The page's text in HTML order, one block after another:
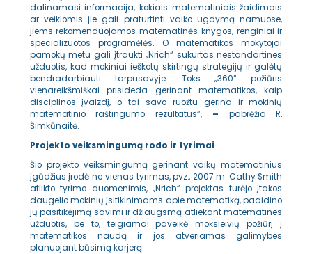
dalinamasi informacija, kokiais matematiniais žaidimais
ar veiklomis jie gali praturtinti vaiko ugdymą namuose,
jiems rekomenduojamos matematinės knygos, renginiai ir
specializuotos programėlės. O matematikos mokytojai
pamokų metu gali įtraukti „Nrich“ sukurtas nestandartines
užduotis, kad mokiniai ieškotų skirtingų strategijų ir galėtų
bendradarbiauti tarpusavyje. Toks „360“ požiūris
vienareikšmiškai prisideda gerinant matematikos, kaip
disciplinos įvaizdį, o tai savo ruožtu gerina ir mokinių
matematinio raštingumo rezultatus“, – pabrėžia R.
Šimkūnaitė.
Projekto veiksmingumą rodo ir tyrimai
Šio projekto veiksmingumą gerinant vaikų matematinius
įgūdžius įrodė ne vienas tyrimas, pvz., 2007 m. Cathy Smith
atlikto tyrimo duomenimis, „Nrich“ projektas turėjo įtakos
daugelio mokinių įsitikinimams apie matematiką, padidino
jų pasitikėjimą savimi ir džiaugsmą atliekant matematines
užduotis, be to, teigiamai paveikė moksleivių požiūrį į
matematikos naudą ir jos atveriamas galimybes
planuojant būsimą karjerą.